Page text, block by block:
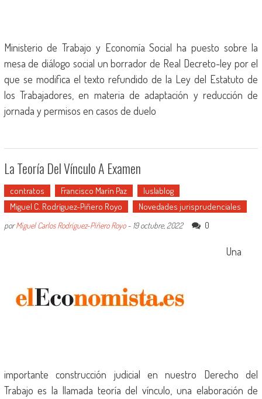
Ministerio de Trabajo y Economía Social ha puesto sobre la
mesa de diálogo social un borrador de Real Decreto-ley por el
que se modifica el texto refundido de la Ley del Estatuto de
los Trabajadores, en materia de adaptación y reducción de
jornada y permisos en casos de duelo
La Teoría Del Vínculo A Examen
contratos Francisco Marín Paz
Iuslablog
Miguel C. Rodríguez-Piñero Royo
Novedades jurisprudenciales
porMiguel Carlos Rodríguez-Piñero Royo- 19 octubre, 2022 0
Una
importante construcción judicial en nuestro Derecho del
Trabajo es la llamada teoría del vínculo, una elaboración de